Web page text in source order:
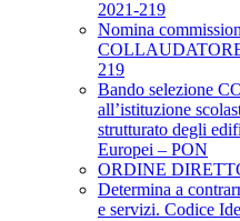
2021-219
Nomina
219
Bando selezione
all’istituzione
strutturato degli
Europei – PON
ORDINE
Determina a
e servizi. Codice